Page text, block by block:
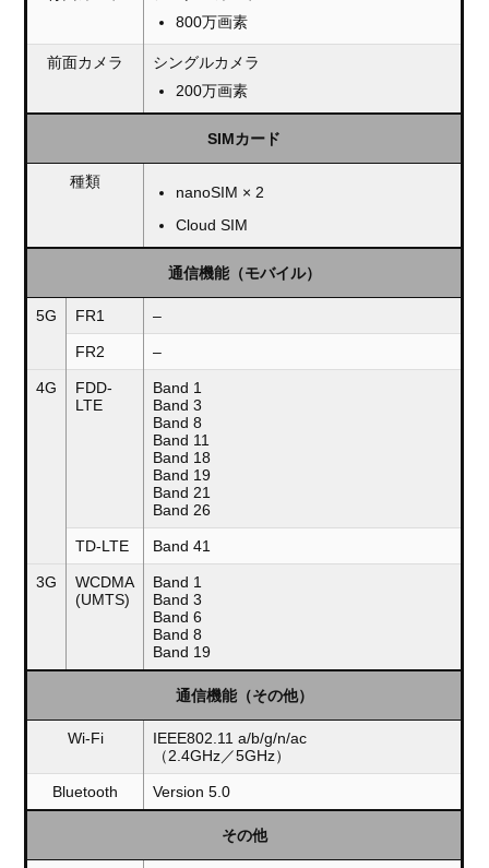
800万画素
前面カメラ
シングルカメラ
200万画素
SIMカード
種類
nanoSIM × 2
Cloud SIM
通信機能（モバイル）
5G FR1 –
FR2 –
4G
FDD-
LTE
Band 1
Band 3
Band 8
Band 11
Band 18
Band 19
Band 21
Band 26
TD-LTE Band 41
3G
WCDMA
(UMTS)
Band 1
Band 3
Band 6
Band 8
Band 19
通信機能（その他）
Wi-Fi
IEEE802.11 a/b/g/n/ac
（2.4GHz／5GHz）
Bluetooth Version 5.0
その他